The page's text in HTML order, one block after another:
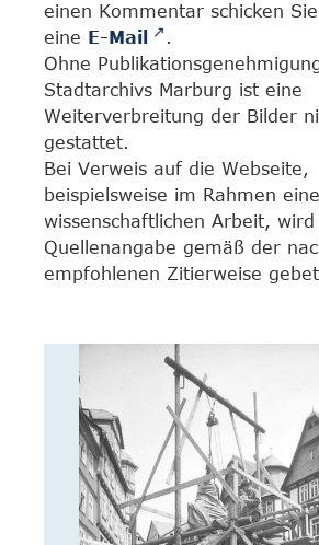
einen Kommentar schicken
eine E-Mail
.
Ohne
Stadtarchivs Marburg ist eine
Weiterverbreitung der Bilder
gestattet.
Bei Verweis auf die Webseite,
beispielsweise im Rahmen
wissenschaftlichen Arbeit,
Quellenangabe gemäß der
empfohlenen Zitierweise